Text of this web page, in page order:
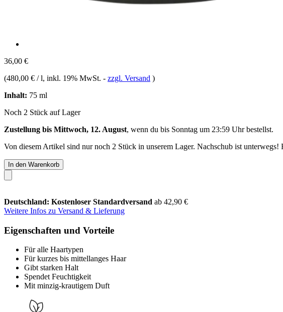
36,00 €
(480,00 € / l, inkl. 19% MwSt. - zzgl. Versand )
Inhalt: 75 ml
Noch 2 Stück auf Lager
Zustellung bis Mittwoch, 12. August, wenn du bis Sonntag um 23:59 Uhrbestellst.
Von diesem Artikel sind nur noch 2 Stück in unserem Lager. Nachschub ist
In den Warenkorb
Deutschland: Kostenloser Standardversand ab 42,90 €
Weitere Infos zu Versand & Lieferung
Eigenschaften und Vorteile
Für alle Haartypen
Für kurzes bis mittellanges Haar
Gibt starken Halt
Spendet Feuchtigkeit
Mit minzig-krautigem Duft